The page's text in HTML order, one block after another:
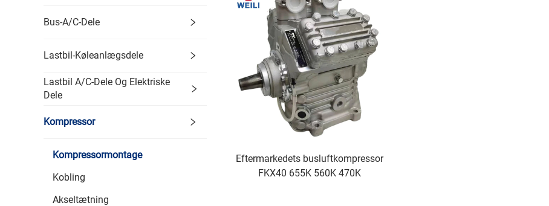
Bus-A/C-Dele
Lastbil-Køleanlægsdele
Lastbil A/C-Dele Og Elektriske
Dele
Kompressor
Kompressormontage
Kobling
Akseltætning
Eftermarkedets busluftkompressor
FKX40 655K 560K 470K